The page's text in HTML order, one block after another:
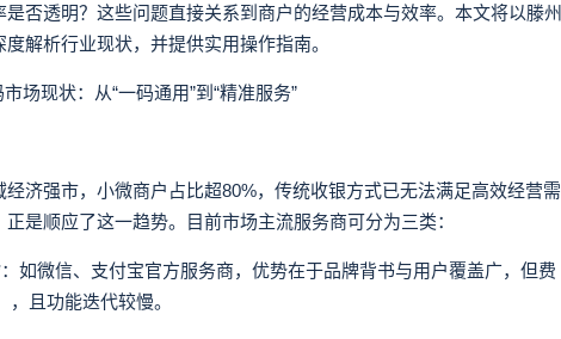
否透明？这些问题直接关系到商户的经营成本与效率。本文将以滕州
解析行业现状，并提供实用操作指南。
现状：从“一码通用”到“精准服务”
强市，小微商户占比超80%，传统收银方式已无法满足高效经营需
是顺应了这一趋势。目前市场主流服务商可分为三类：
微信、支付宝官方服务商，优势在于品牌背书与用户覆盖广，但费
且功能迭代较慢。